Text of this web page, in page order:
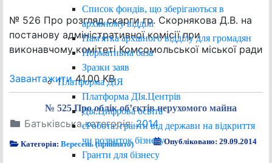
Список фондів, що зберігаються в
архівному відділі
Пам'ятка архівного відділу для громадян
Нормативна база
Зразки заяв
Платформа ДІЯ
Платформа ДІя.Центрів
Дія.Цифрова освіта
єРобота: гранти від держави на відкриття
чи розвиток бізнесу
Гранти для бізнесу
№ 526 Про розгляд скарги гр. Скорнякова Д.В. на
постанову адміністративної комісії при
виконавчому комітеті Комсомольської міської ради
Завантажити41.00 KB
№ 525 Про облік об’єктів нерухомого майна
Батьківська категорія:2014
Категорія:Вересень (прийнято) Опубліковано: 29.09.2014